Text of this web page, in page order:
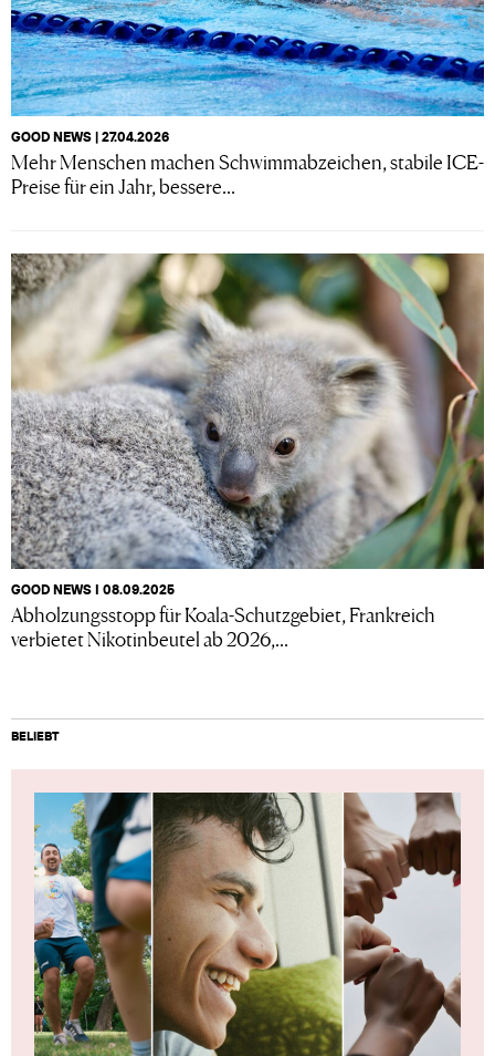
GOOD NEWS | 27.04.2026
Mehr Menschen machen Schwimmabzeichen, stabile ICE-
Preise für ein Jahr, bessere...
GOOD NEWS I 08.09.2025
Abholzungsstopp für Koala-Schutzgebiet, Frankreich
verbietet Nikotinbeutel ab 2026,...
BELIEBT